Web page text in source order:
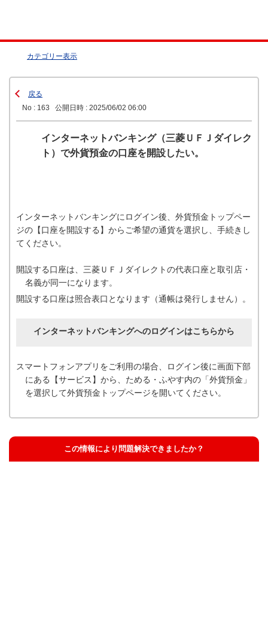
カテゴリー表示
戻る
No : 163
公開日時 : 2025/06/02 06:00
インターネットバンキング（三菱ＵＦＪダイレク
ト）で外貨預金の口座を開設したい。
インターネットバンキングにログイン後、外貨預金トップペー
ジの【口座を開設する】からご希望の通貨を選択し、手続きし
てください。
開設する口座は、三菱ＵＦＪダイレクトの代表口座と取引店・
名義が同一になります。
開設する口座は照合表口となります（通帳は発行しません）。
インターネットバンキングへのログインはこちらから
スマートフォンアプリをご利用の場合、ログイン後に画面下部
にある【サービス】から、ためる・ふやす内の「外貨預金」
を選択して外貨預金トップページを開いてください。
この情報により問題解決できましたか？